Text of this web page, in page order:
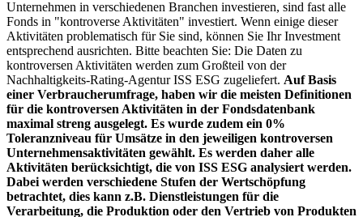
Unternehmen in verschiedenen Branchen investieren, sind fast alle
Fonds in "kontroverse Aktivitäten" investiert. Wenn einige dieser
Aktivitäten problematisch für Sie sind, können Sie Ihr Investment
entsprechend ausrichten. Bitte beachten Sie: Die Daten zu
kontroversen Aktivitäten werden zum Großteil von der
Nachhaltigkeits-Rating-Agentur ISS ESG zugeliefert. Auf Basis
einer Verbraucherumfrage, haben wir die meisten Definitionen
für die kontroversen Aktivitäten in der Fondsdatenbank
maximal streng ausgelegt. Es wurde zudem ein 0%
Toleranzniveau für Umsätze in den jeweiligen kontroversen
Unternehmensaktivitäten gewählt. Es werden daher alle
Aktivitäten berücksichtigt, die von ISS ESG analysiert werden.
Dabei werden verschiedene Stufen der Wertschöpfung
betrachtet, dies kann z.B. Dienstleistungen für die
Verarbeitung, die Produktion oder den Vertrieb von Produkten